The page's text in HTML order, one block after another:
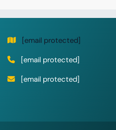
[email protected]
[email protected]
[email protected]